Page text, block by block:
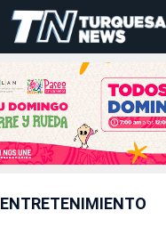
ENTRETENIMIENTO